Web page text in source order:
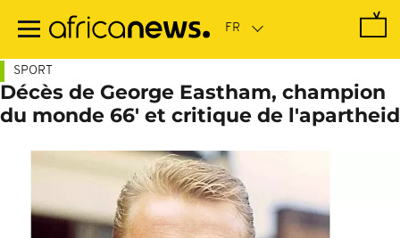
contenu
SPORT
Décès de George Eastham, champion
du monde 66' et critique de l'apartheid